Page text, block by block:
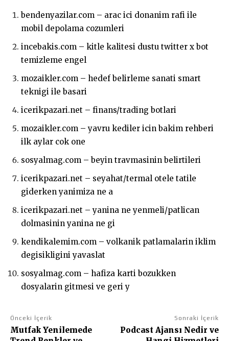
bendenyazilar.com – arac ici donanim rafi ile
mobil depolama cozumleri
incebakis.com – kitle kalitesi dustu twitter x bot
temizleme engel
mozaikler.com – hedef belirleme sanati smart
teknigi ile basari
icerikpazari.net – finans/trading botlari
mozaikler.com – yavru kediler icin bakim rehberi
ilk aylar cok one
sosyalmag.com – beyin travmasinin belirtileri
icerikpazari.net – seyahat/termal otele tatile
giderken yanimiza ne a
icerikpazari.net – yanina ne yenmeli/patlican
dolmasinin yanina ne gi
kendikalemim.com – volkanik patlamalarin iklim
degisikligini yavaslat
sosyalmag.com – hafiza karti bozukken
dosyalarin gitmesi ve geri y
Önceki İçerik
Mutfak Yenilemede
Sonraki İçerik
Podcast Ajansı Nedir ve